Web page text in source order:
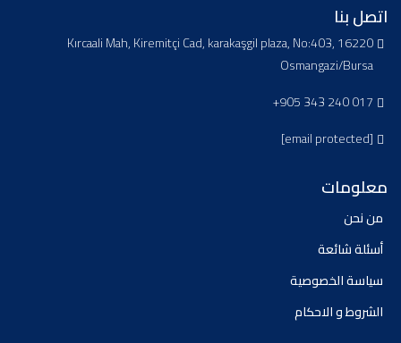
اتصل بنا
Kırcaali Mah, Kiremitçi Cad, karakaşgil plaza, No:403, 16220
Osmangazi/Bursa
+905 343 240 017
[email protected]
معلومات
من نحن
أسئلة شائعة
سياسة الخصوصية
الشروط و الاحكام